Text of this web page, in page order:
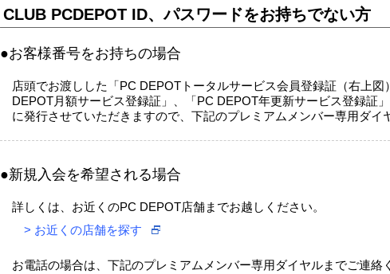
CLUB PCDEPOT ID、パスワードをお持ちでない方
●お客様番号をお持ちの場合
店頭でお渡しした「PC DEPOTトータルサービス会員登録証（右上
DEPOT月額サービス登録証」、「PC DEPOT年更新サービス登録証
に発行させていただきますので、下記のプレミアムメンバー専用ダイ
●新規入会を希望される場合
詳しくは、お近くのPC DEPOT店舗までお越しください。
> お近くの店舗を探す
お電話の場合は、下記のプレミアムメンバー専用ダイヤルまでご連絡